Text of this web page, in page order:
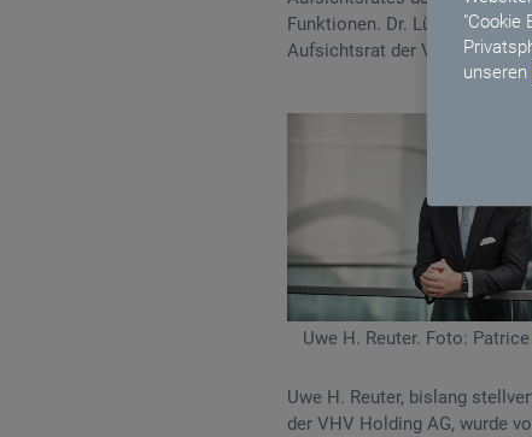
Funktionen. Dr. Lütke-
Aufsichtsrat der VHV Holding
Uwe H. Reuter. Foto:
Uwe H. Reuter, bislang
der VHV Holding AG, wurde
"Cookie
unseren